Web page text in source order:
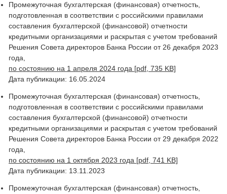
Промежуточная бухгалтерская (финансовая) отчетность,
подготовленная в соответствии с российскими правилами
составления бухгалтерской (финансовой) отчетности
кредитными организациями и раскрытая с учетом требований
Решения Совета директоров Банка России от 26 декабря 2023
года,
по состоянию на 1 апреля 2024 года [pdf, 735 KB]
Дата публикации: 16.05.2024
Промежуточная бухгалтерская (финансовая) отчетность,
подготовленная в соответствии с российскими правилами
составления бухгалтерской (финансовой) отчетности
кредитными организациями и раскрытая с учетом требований
Решения Совета директоров Банка России от 29 декабря 2022
года,
по состоянию на 1 октября 2023 года [pdf, 741 KB]
Дата публикации: 13.11.2023
Промежуточная бухгалтерская (финансовая) отчетность,